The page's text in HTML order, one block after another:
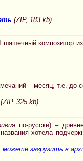
(ZIP, 183 kb)
шашечный композитор
– месяц, т.е. до
(ZIP, 325 kb)
по-русски) –
хотела
загрузить в